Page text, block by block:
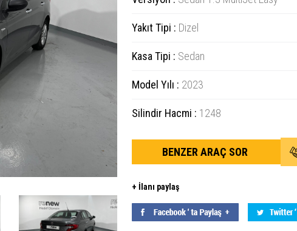
Yakıt Tipi : Dizel
Kasa Tipi : Sedan
Model Yılı : 2023
Silindir Hacmi : 1248
BENZER ARAÇ SOR
+ İlanı paylaş